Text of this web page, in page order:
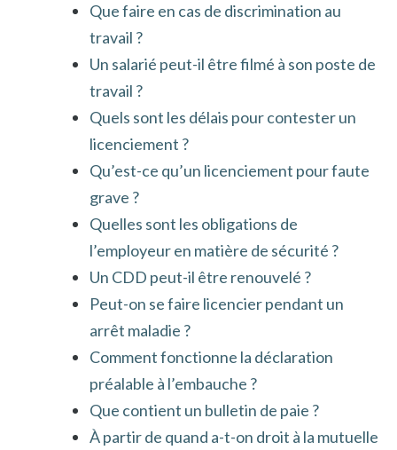
Que faire en cas de discrimination au
travail ?
Un salarié peut-il être filmé à son poste de
travail ?
Quels sont les délais pour contester un
licenciement ?
Qu’est-ce qu’un licenciement pour faute
grave ?
Quelles sont les obligations de
l’employeur en matière de sécurité ?
Un CDD peut-il être renouvelé ?
Peut-on se faire licencier pendant un
arrêt maladie ?
Comment fonctionne la déclaration
préalable à l’embauche ?
Que contient un bulletin de paie ?
À partir de quand a-t-on droit à la mutuelle